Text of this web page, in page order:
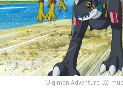
‘Digimon Adventure 02’